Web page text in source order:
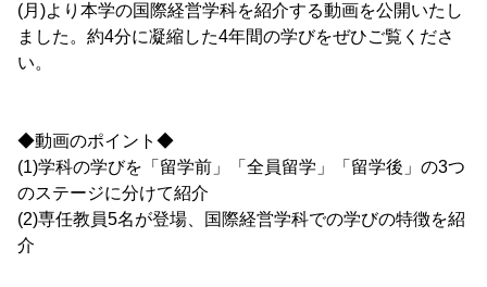
(月)より本学の国際経営学科を紹介する動画を公開いたし
ました。約4分に凝縮した4年間の学びをぜひご覧くださ
い。
◆動画のポイント◆
(1)学科の学びを「留学前」「全員留学」「留学後」の3つ
のステージに分けて紹介
(2)専任教員5名が登場、国際経営学科での学びの特徴を紹
介